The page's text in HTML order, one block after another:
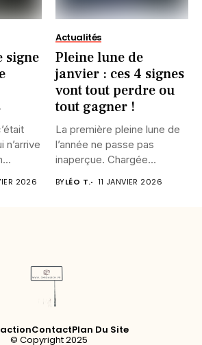
signe
n’arrive
2026
Actualités
Pleine lune de
janvier : ces 4 signes
vont tout perdre ou
tout gagner !
La première pleine lune de
l’année ne passe pas
inaperçue. Chargée
d’intensité,...
BYLÉO T. 11 JANVIER 2026
ContactPlan Du Site
© Copyright 2025